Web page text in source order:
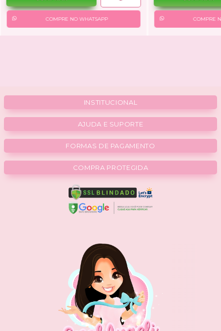
COMPRE NO WHATSAPP COMPRE
INSTITUCIONAL
AJUDA E SUPORTE
FORMAS DE PAGAMENTO
COMPRA PROTEGIDA